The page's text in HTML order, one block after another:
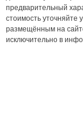
предварительный
стоимость
размещённым на
исключительно в